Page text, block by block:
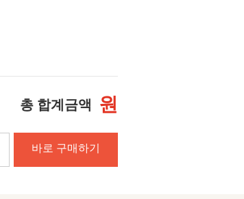
총 합계금액 원
바로 구매하기